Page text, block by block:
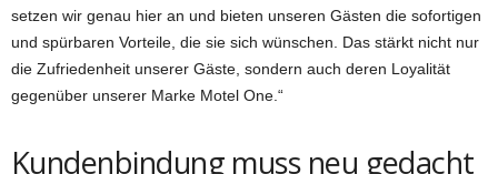
setzen wir genau hier an und bieten unseren Gästen die sofortigen
und spürbaren Vorteile, die sie sich wünschen. Das stärkt nicht nur
die Zufriedenheit unserer Gäste, sondern auch deren Loyalität
gegenüber unserer Marke Motel One.“
Kundenbindung muss neu gedacht